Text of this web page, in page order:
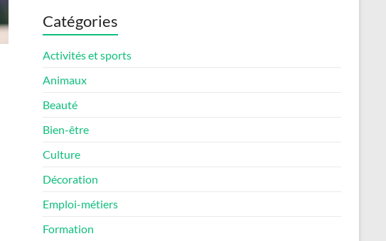
Catégories
Activités et sports
Animaux
Beauté
Bien-être
Culture
Décoration
Emploi-métiers
Formation